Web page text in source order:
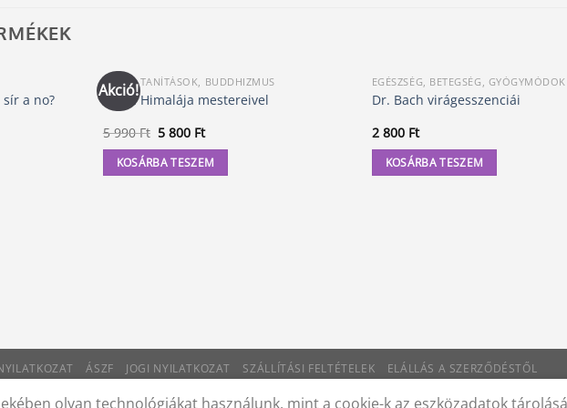
a no?
Akció!
KELETI TANÍTÁSOK, BUDDHIZMUS
Élet a Himalája mestereivel
5 990Ft Original
was:
5
5 800 FtCurrent
is:
5
KOSÁRBA TESZEM
EGÉSZSÉG, BETEGSÉG, GYÓGYMÓDOK
Dr. Bach virágesszenciái
2 800 Ft
KOSÁRBA TESZEM
ÁSZF JOGI NYILATKOZAT SZÁLLÍTÁSI FELTÉTELEK ELÁLLÁS A SZERZŐDÉSTŐL
olyan technológiákat használunk, mint a cookie-k az eszközadatok